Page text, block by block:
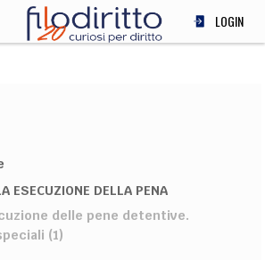
LOGIN
STORIA E FILOSOFIA
INNOVAZIONE
ALTRO
ESECUZIONE DELLA PENA
delle pene detentive.
(1)